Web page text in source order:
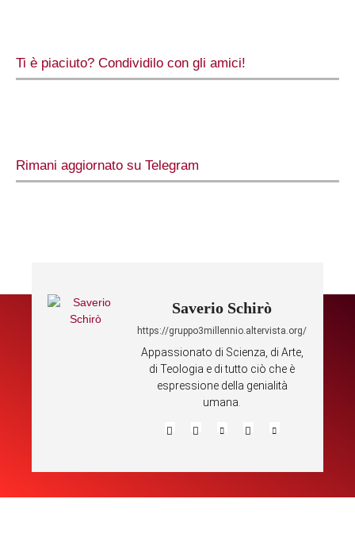
Ti è piaciuto? Condividilo con gli amici!
Rimani aggiornato su Telegram
Saverio Schirò
https://gruppo3millennio.altervista.org/
Appassionato di Scienza, di Arte,
di Teologia e di tutto ciò che è
espressione della genialità
umana.